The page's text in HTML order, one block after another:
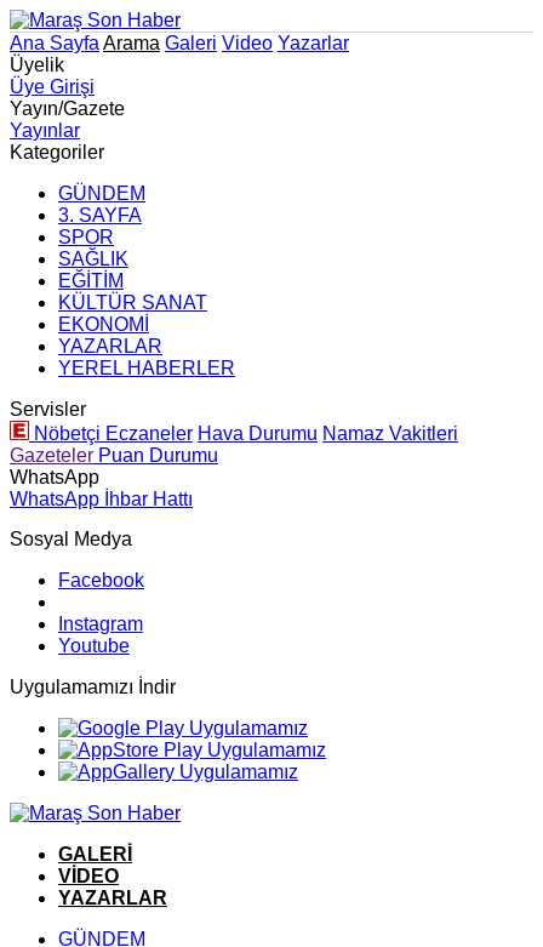
Ana Sayfa Arama Galeri Video Yazarlar
Üyelik
Üye Girişi
Yayın/Gazete
Yayınlar
Kategoriler
GÜNDEM
3. SAYFA
SPOR
SAĞLIK
EĞİTİM
KÜLTÜR SANAT
EKONOMİ
YAZARLAR
YEREL HABERLER
Servisler
Nöbetçi Eczaneler Hava Durumu Namaz Vakitleri
Gazeteler Puan Durumu
WhatsApp
WhatsApp İhbar Hattı
Sosyal Medya
Facebook
Instagram
Youtube
Uygulamamızı İndir
GALERİ
VİDEO
YAZARLAR
GÜNDEM